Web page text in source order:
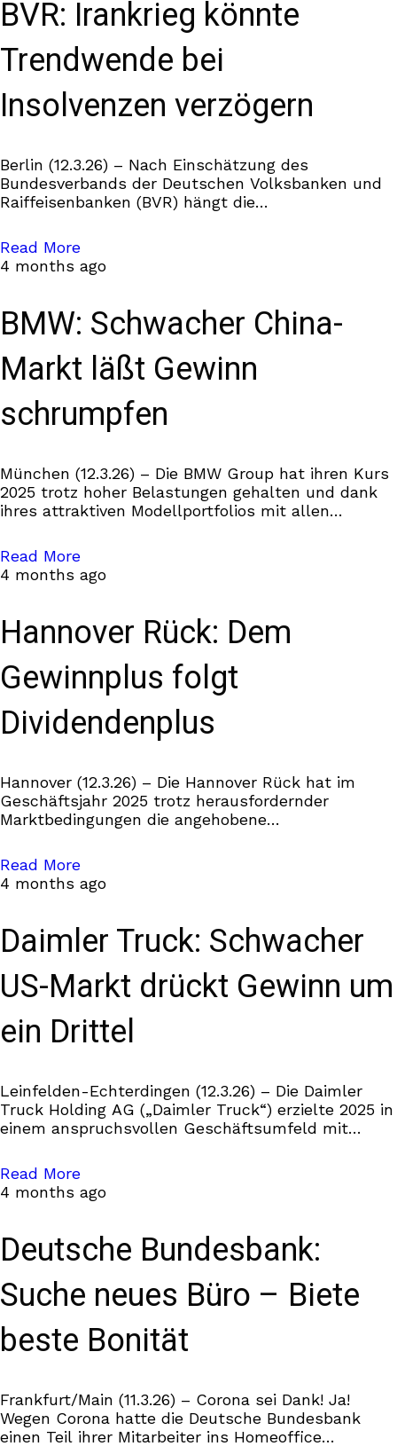
BVR: Irankrieg könnte
Trendwende bei
Insolvenzen verzögern
Berlin (12.3.26) – Nach Einschätzung des
Bundesverbands der Deutschen Volksbanken und
Raiffeisenbanken (BVR) hängt die
Verlauf des Irankriegs ab. “Die erwartete Erholung
der deutschen Wirtschaft
Read More
4 months ago
BMW: Schwacher China-
Markt läßt Gewinn
schrumpfen
München (12.3.26) – Die BMW Group hat ihren Kurs
2025 trotz hoher Belastungen gehalten und dank
ihres attraktiven Modellportfolios mit allen
ausbalancierten Geschäftsmodells und eines
disziplinierten
Read More
4 months ago
Hannover Rück: Dem
Gewinnplus folgt
Dividendenplus
Hannover (12.3.26) – Die Hannover Rück hat im
Geschäftsjahr 2025 trotz herausfordernder
Marktbedingungen die angehobene
stieg deutlich auf 2,6 Mrd. EUR, während die
Hannover Rück gleichzeitig
Read More
4 months ago
Daimler Truck: Schwacher
US-Markt drückt Gewinn um
ein Drittel
Leinfelden-Echterdingen (12.3.26) – Die Daimler
Truck Holding AG („Daimler Truck“) erzielte 2025 in
einem anspruchsvollen Geschäftsumfeld mit
Konzernergebnis innerhalb der Prognosespanne.
Trucks North America erreichte trotz
Read More
4 months ago
Deutsche Bundesbank:
Suche neues Büro – Biete
beste Bonität
Frankfurt/Main (11.3.26) – Corona sei Dank! Ja!
Wegen Corona hatte die Deutsche Bundesbank
einen Teil ihrer Mitarbeiter ins Homeoffice